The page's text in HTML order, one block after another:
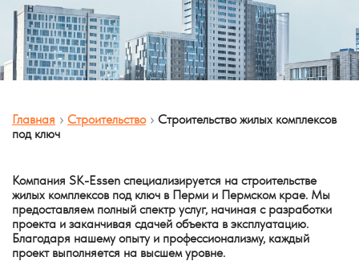
Главная Строительство
Строительство жилых комплексов
под ключ
Компания SK-Essen специализируется на строительстве
жилых комплексов под ключ в Перми и Пермском крае. Мы
предоставляем полный спектр услуг, начиная с разработки
проекта и заканчивая сдачей объекта в эксплуатацию.
Благодаря нашему опыту и профессионализму, каждый
проект выполняется на высшем уровне.